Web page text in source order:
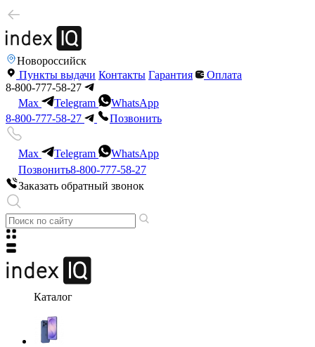
Новороссийск
Пункты выдачи Контакты Гарантия
Оплата
8-800-777-58-27
Max
Telegram
WhatsApp
8-800-777-58-27
Позвонить
Max Telegram
WhatsApp
Позвонить8-800-777-58-27
Заказать обратный звонок
Каталог